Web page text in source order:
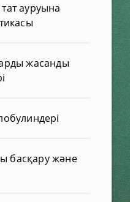
ауруына
жасанды
басқару және